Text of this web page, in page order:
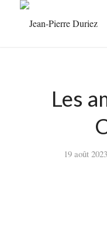
Les
19 août 2023